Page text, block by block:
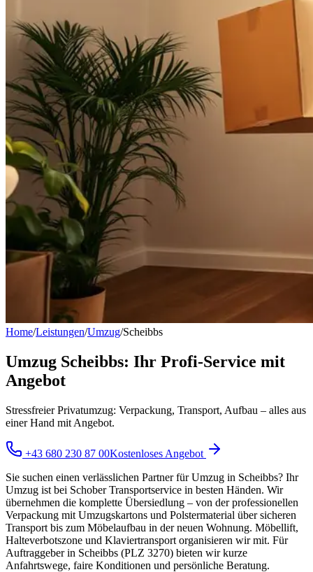
Home/Leistungen/Umzug/Scheibbs
Umzug Scheibbs: Ihr Profi-Service mit
Angebot
Stressfreier Privatumzug: Verpackung, Transport, Aufbau – alles aus
einer Hand mit Angebot.
+43 680 230 87 00Kostenloses Angebot
Sie suchen einen verlässlichen Partner für Umzug in Scheibbs? Ihr
Umzug ist bei Schober Transportservice in besten Händen. Wir
übernehmen die komplette Übersiedlung – von der professionellen
Verpackung mit Umzugskartons und Polstermaterial über sicheren
Transport bis zum Möbelaufbau in der neuen Wohnung. Möbellift,
Halteverbotszone und Klaviertransport organisieren wir mit. Für
Auftraggeber in Scheibbs (PLZ 3270) bieten wir kurze
Anfahrtswege, faire Konditionen und persönliche Beratung.